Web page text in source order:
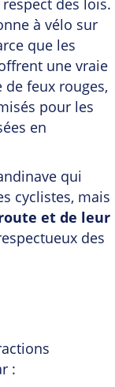
des lois.
à vélo sur
que les
une vraie
de feux rouges,
pour les
en
qui
cyclistes, mais
et de leur
des
: